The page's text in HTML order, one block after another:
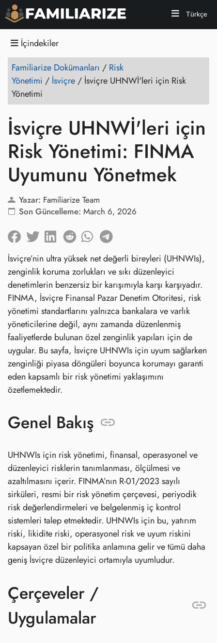
Türkçe
İçindekiler
Familiarize Dokümanları / Risk
Yönetimi / İsviçre / İsviçre UHNWİ'leri için Risk
Yönetimi
İsviçre UHNWİ'leri için
Risk Yönetimi: FINMA
Uyumunu Yönetmek
Yazar: Familiarize Team
Son Güncelleme: March 6, 2026
İsviçre’nin ultra yüksek net değerli bireyleri (UHNWIs),
zenginlik koruma zorlukları ve sıkı düzenleyici
denetimlerin benzersiz bir karışımıyla karşı karşıyadır.
FINMA, İsviçre Finansal Pazar Denetim Otoritesi, risk
yönetimi standartlarını yalnızca bankalara ve varlık
yöneticilerine değil, aynı zamanda düzenlenmiş
faaliyetlerde bulunan özel zenginlik yapıları için de
uygular. Bu sayfa, İsviçre UHNWIs için uyum sağlarken
zenginliği piyasa döngüleri boyunca korumayı garanti
eden kapsamlı bir risk yönetimi yaklaşımını
özetlemektedir.
Genel Bakış
UHNWIs için risk yönetimi, finansal, operasyonel ve
düzenleyici risklerin tanımlanması, ölçülmesi ve
azaltılmasını içerir. FINMA’nın R‑01/2023 sayılı
sirküleri, resmi bir risk yönetim çerçevesi, periyodik
risk değerlendirmeleri ve belgelenmiş iç kontrol
sistemleri talep etmektedir. UHNWIs için bu, yatırım
riski, likidite riski, operasyonel risk ve uyum riskini
kapsayan özel bir politika anlamına gelir ve tümü daha
geniş İsviçre düzenleyici ortamıyla uyumludur.
Çerçeveler /
Uygulamalar